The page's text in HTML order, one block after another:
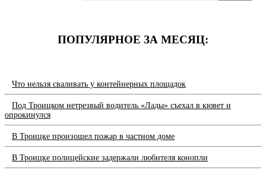
ПОПУЛЯРНОЕ ЗА МЕСЯЦ:
Что нельзя сваливать у контейнерных площадок
Под Троицком нетрезвый водитель «Лады» съехал в кювет и
опрокинулся
В Троицке произошел пожар в частном доме
В Троицке полицейские задержали любителя конопли